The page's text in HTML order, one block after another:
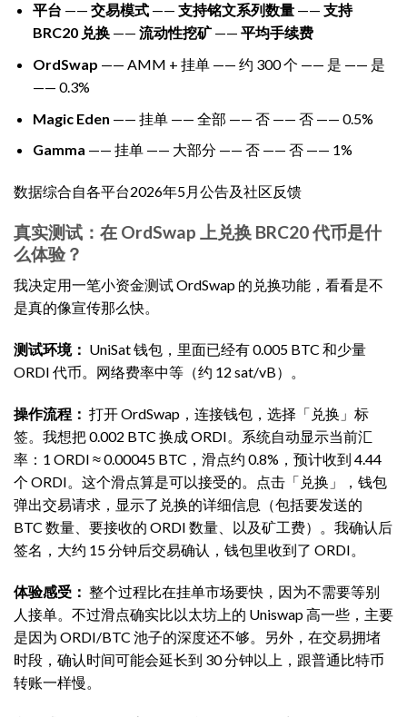
平台 —— 交易模式—— 支持铭文系列数量—— 支持
BRC20 兑换—— 流动性挖矿—— 平均手续费
OrdSwap —— AMM + 挂单 —— 约 300 个 —— 是 —— 是
—— 0.3%
Magic Eden —— 挂单 —— 全部 —— 否 —— 否 —— 0.5%
Gamma —— 挂单 —— 大部分 —— 否 —— 否 —— 1%
数据综合自各平台2026年5月公告及社区反馈
真实测试：在 OrdSwap 上兑换 BRC20 代币是什
么体验？
我决定用一笔小资金测试 OrdSwap 的兑换功能，看看是不
是真的像宣传那么快。
测试环境： UniSat 钱包，里面已经有 0.005 BTC 和少量
ORDI 代币。网络费率中等（约 12 sat/vB）。
操作流程： 打开 OrdSwap，连接钱包，选择「兑换」标
签。我想把 0.002 BTC 换成 ORDI。系统自动显示当前汇
率：1 ORDI ≈ 0.00045 BTC，滑点约 0.8%，预计收到 4.44
个 ORDI。这个滑点算是可以接受的。点击「兑换」，钱包
弹出交易请求，显示了兑换的详细信息（包括要发送的
BTC 数量、要接收的 ORDI 数量、以及矿工费）。我确认后
签名，大约 15 分钟后交易确认，钱包里收到了 ORDI。
体验感受： 整个过程比在挂单市场要快，因为不需要等别
人接单。不过滑点确实比以太坊上的 Uniswap 高一些，主要
是因为 ORDI/BTC 池子的深度还不够。另外，在交易拥堵
时段，确认时间可能会延长到 30 分钟以上，跟普通比特币
转账一样慢。